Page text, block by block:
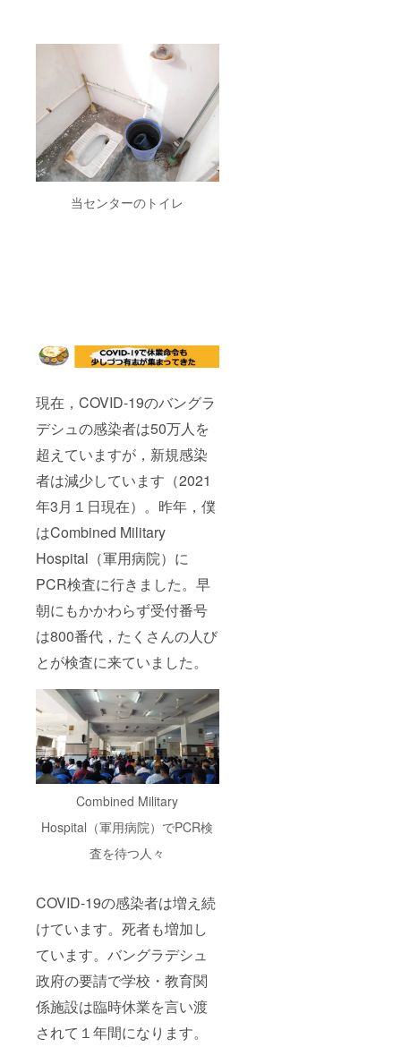
当センターのトイレ
現在，COVID-19のバングラ
デシュの感染者は50万人を
超えていますが，新規感染
者は減少しています（2021
年3月１日現在）。昨年，僕
はCombined Military
Hospital（軍用病院）に
PCR検査に行きました。早
朝にもかかわらず受付番号
は800番代，たくさんの人び
とが検査に来ていました。
Combined Military
Hospital（軍用病院）でPCR検
査を待つ人々
COVID-19の感染者は増え続
けています。死者も増加し
ています。バングラデシュ
政府の要請で学校・教育関
係施設は臨時休業を言い渡
されて１年間になります。